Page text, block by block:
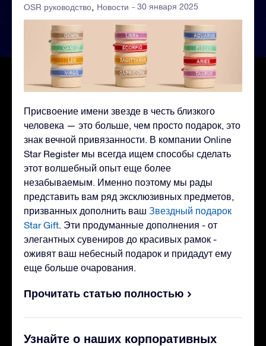
OSR руководство Новости - 30 января 2025
Присвоение имени звезде в честь близкого
человека — это больше, чем просто подарок, это
знак вечной привязанности. В компании Online
Star Register мы всегда ищем способы сделать
этот волшебный опыт еще более
незабываемым. Именно поэтому мы рады
представить вам ряд эксклюзивных предметов,
призванных дополнить ваш Звездный подарок
Star Gift. Эти продуманные дополнения - от
элегантных сувениров до красивых рамок -
оживят ваш небесный подарок и придадут ему
еще больше очарования.
Прочитать статью полностью
Узнайте о наших корпоративных